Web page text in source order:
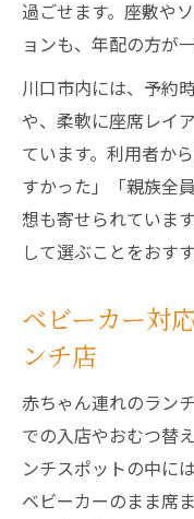
過ごせます。座敷や
ョンも、年配の方が
川口市内には、予約
や、柔軟に座席レイ
ています。利用者か
すかった」「親族全
想も寄せられていま
して選ぶことをおす
ベビーカー対
ンチ店
赤ちゃん連れのラン
での入店やおむつ替
ンチスポットの中に
ベビーカーのまま席